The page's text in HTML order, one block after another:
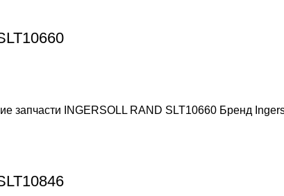
запчасти INGERSOLL RAND SLT10660 Бренд